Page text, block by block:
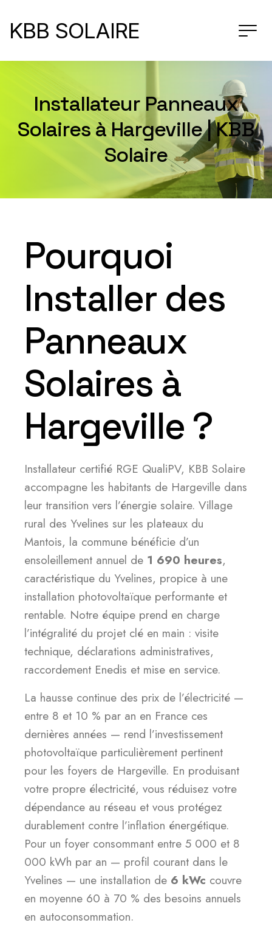
KBB SOLAIRE
Installateur Panneaux
Solaires à Hargeville | KBB
Solaire
Pourquoi
Installer des
Panneaux
Solaires à
Hargeville ?
Installateur certifié RGE QualiPV, KBB Solaire
accompagne les habitants de Hargeville dans
leur transition vers l’énergie solaire. Village
rural des Yvelines sur les plateaux du
Mantois, la commune bénéficie d’un
ensoleillement annuel de 1 690 heures,
caractéristique du Yvelines, propice à une
installation photovoltaïque performante et
rentable. Notre équipe prend en charge
l’intégralité du projet clé en main : visite
technique, déclarations administratives,
raccordement Enedis et mise en service.
La hausse continue des prix de l’électricité —
entre 8 et 10 % par an en France ces
dernières années — rend l’investissement
photovoltaïque particulièrement pertinent
pour les foyers de Hargeville. En produisant
votre propre électricité, vous réduisez votre
dépendance au réseau et vous protégez
durablement contre l’inflation énergétique.
Pour un foyer consommant entre 5 000 et 8
000 kWh par an — profil courant dans le
Yvelines — une installation de 6 kWc couvre
en moyenne 60 à 70 % des besoins annuels
en autoconsommation.